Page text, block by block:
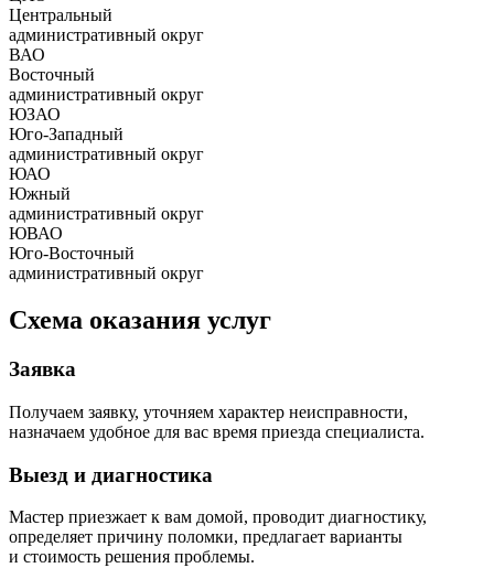
Центральный
административный округ
ВАО
Восточный
административный округ
ЮЗАО
Юго-Западный
административный округ
ЮАО
Южный
административный округ
ЮВАО
Юго-Восточный
административный округ
Схема оказания услуг
Заявка
Получаем заявку, уточняем характер неисправности,
назначаем удобное для вас время приезда специалиста.
Выезд и диагностика
Мастер приезжает к вам домой, проводит диагностику,
определяет причину поломки, предлагает варианты
и стоимость решения проблемы.